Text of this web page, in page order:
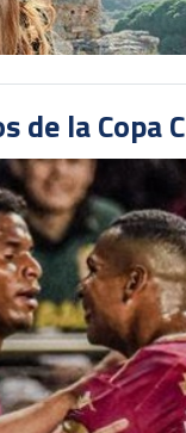
de la Copa